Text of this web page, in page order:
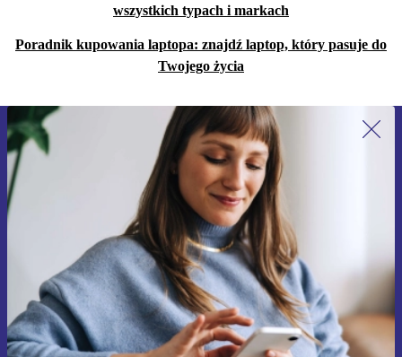
wszystkich typach i markach
Poradnik kupowania laptopa: znajdź laptop, który pasuje do
Twojego życia
Zapisz się na nasz newsletter!
Nie przegap żadnej oferty.
Zarejestruj się
Informacje na temat używania danych osobowych znajdują się w
naszej
Polityce prywatności